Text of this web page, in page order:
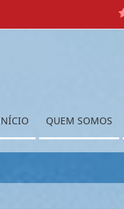
QUEM SOMOS